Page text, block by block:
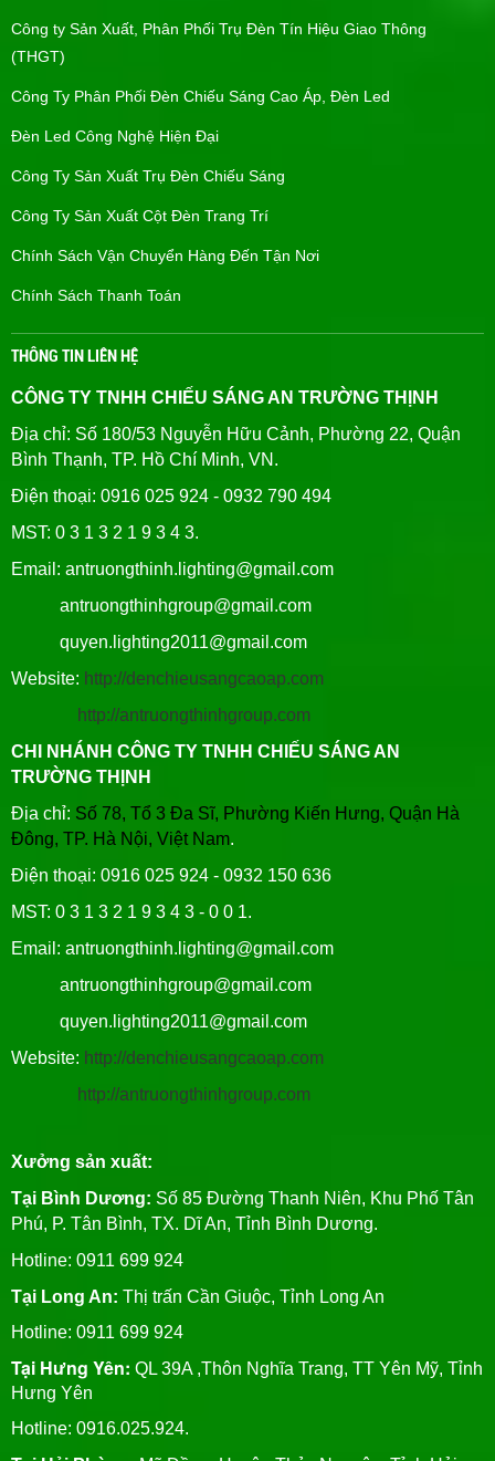
Công ty Sản Xuất, Phân Phối Trụ Đèn Tín Hiệu Giao Thông
(THGT)
Công Ty Phân Phối Đèn Chiếu Sáng Cao Áp, Đèn Led
Đèn Led Công Nghệ Hiện Đại
Công Ty Sản Xuất Trụ Đèn Chiếu Sáng
Công Ty Sản Xuất Cột Đèn Trang Trí
Chính Sách Vận Chuyển Hàng Đến Tận Nơi
Chính Sách Thanh Toán
THÔNG TIN LIÊN HỆ
CÔNG TY TNHH CHIẾU SÁNG AN TRƯỜNG THỊNH
Địa chỉ: Số 180/53 Nguyễn Hữu Cảnh, Phường 22, Quận
Bình Thạnh, TP. Hồ Chí Minh, VN.
Điện thoại: 0916 025 924 - 0932 790 494
MST: 0 3 1 3 2 1 9 3 4 3.
Email: antruongthinh.lighting@gmail.com
antruongthinhgroup@gmail.com
quyen.lighting2011@gmail.com
Website: http://denchieusangcaoap.com
http://antruongthinhgroup.com
CHI NHÁNH CÔNG TY TNHH CHIẾU SÁNG AN
TRƯỜNG THỊNH
Địa chỉ: Số 78, Tổ 3 Đa Sĩ, Phường Kiến Hưng, Quận Hà
Đông, TP. Hà Nội, Việt Nam.
Điện thoại: 0916 025 924 - 0932 150 636
MST: 0 3 1 3 2 1 9 3 4 3 - 0 0 1.
Email: antruongthinh.lighting@gmail.com
antruongthinhgroup@gmail.com
quyen.lighting2011@gmail.com
Website: http://denchieusangcaoap.com
http://antruongthinhgroup.com
Xưởng sản xuất:
Tại Bình Dương: Số 85 Đường Thanh Niên, Khu Phố Tân
Phú, P. Tân Bình, TX. Dĩ An, Tỉnh Bình Dương.
Hotline: 0911 699 924
Tại Long An: Thị trấn Cần Giuộc, Tỉnh Long An
Hotline: 0911 699 924
Tại Hưng Yên: QL 39A ,Thôn Nghĩa Trang, TT Yên Mỹ, Tỉnh
Hưng Yên
Hotline: 0916.025.924.